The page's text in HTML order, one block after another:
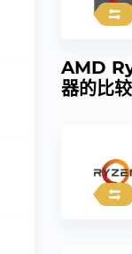
AMD
器的比较